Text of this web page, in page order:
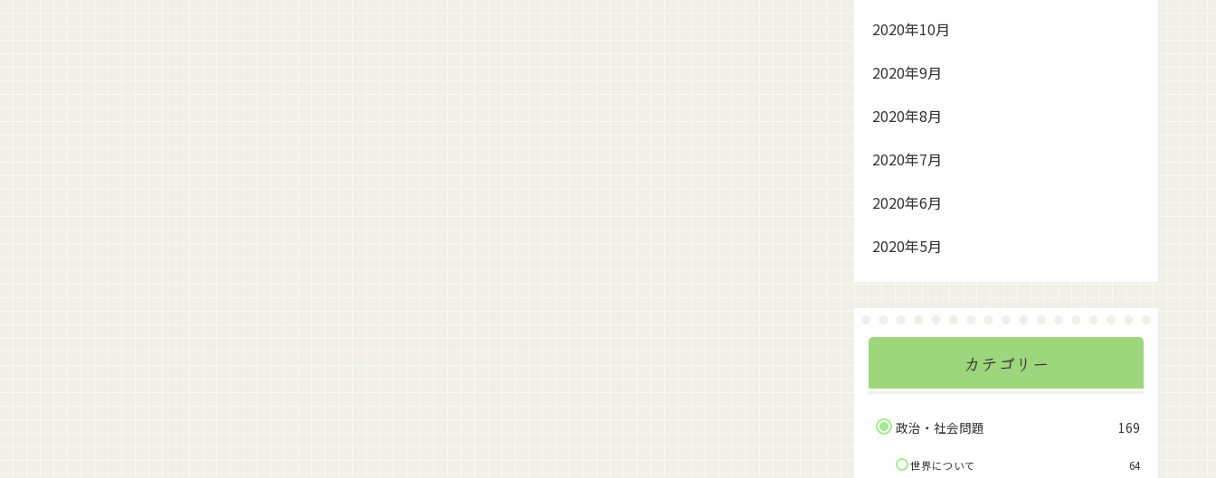
2020年10月
2020年9月
2020年8月
2020年7月
2020年6月
2020年5月
カテゴリー
政治・社会問題 169
世界について 64